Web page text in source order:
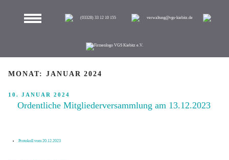
(03328) 33 12 10 155 verwaltung@vgs-kiebitz.de
MONAT: JANUAR 2024
VERÖFFENTLICHT
AM
10. JANUAR 2024
Ordentliche Mitgliederversammlung am 13.12.2023
Protokoll vom 20.12.2023